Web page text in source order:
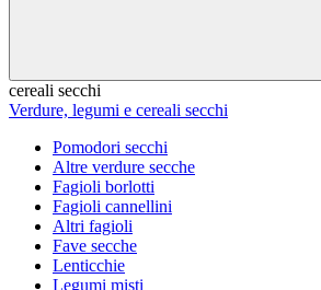
cereali secchi
Verdure, legumi e cereali secchi
Pomodori secchi
Altre verdure secche
Fagioli borlotti
Fagioli cannellini
Altri fagioli
Fave secche
Lenticchie
Legumi misti